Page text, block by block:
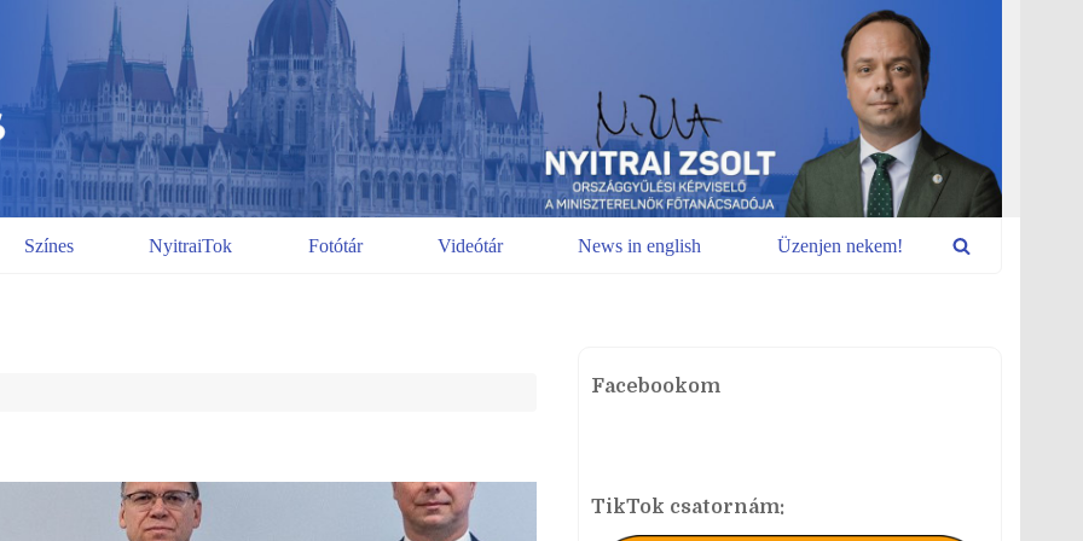
Színes NyitraiTok Fotótár Videótár News in english Üzenjen nekem!
Facebookom
TikTok csatornám: